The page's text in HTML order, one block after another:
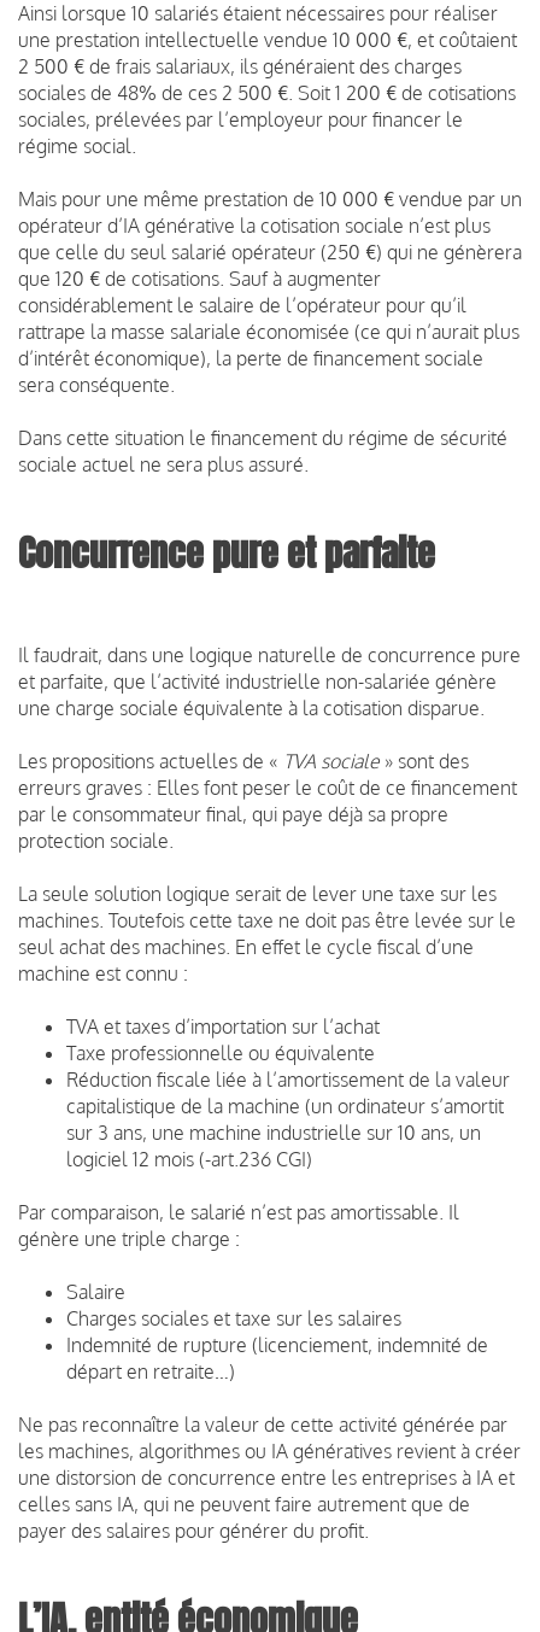
Ainsi lorsque 10 salariés étaient nécessaires pour réaliser
une prestation intellectuelle vendue 10 000 €, et coûtaient
2 500 € de frais salariaux, ils généraient des charges
sociales de 48% de ces 2 500 €. Soit 1 200 € de cotisations
sociales, prélevées par l’employeur pour financer le
régime social.
Mais pour une même prestation de 10 000 € vendue par un
opérateur d’IA générative la cotisation sociale n’est plus
que celle du seul salarié opérateur (250 €) qui ne génèrera
que 120 € de cotisations. Sauf à augmenter
considérablement le salaire de l’opérateur pour qu’il
rattrape la masse salariale économisée (ce qui n’aurait plus
d’intérêt économique), la perte de financement sociale
sera conséquente.
Dans cette situation le financement du régime de sécurité
sociale actuel ne sera plus assuré.
Concurrence pure et parfaite
Il faudrait, dans une logique naturelle de concurrence pure
et parfaite, que l’activité industrielle non-salariée génère
une charge sociale équivalente à la cotisation disparue.
Les propositions actuelles de « TVA sociale » sont des
erreurs graves : Elles font peser le coût de ce financement
par le consommateur final, qui paye déjà sa propre
protection sociale.
La seule solution logique serait de lever une taxe sur les
machines. Toutefois cette taxe ne doit pas être levée sur le
seul achat des machines. En effet le cycle fiscal d’une
machine est connu :
TVA et taxes d’importation sur l’achat
Taxe professionnelle ou équivalente
Réduction fiscale liée à l’amortissement de la valeur
capitalistique de la machine (un ordinateur s’amortit
sur 3 ans, une machine industrielle sur 10 ans, un
logiciel 12 mois (-art.236 CGI)
Par comparaison, le salarié n’est pas amortissable. Il
génère une triple charge :
Salaire
Charges sociales et taxe sur les salaires
Indemnité de rupture (licenciement, indemnité de
départ en retraite…)
Ne pas reconnaître la valeur de cette activité générée par
les machines, algorithmes ou IA génératives revient à créer
une distorsion de concurrence entre les entreprises à IA et
celles sans IA, qui ne peuvent faire autrement que de
payer des salaires pour générer du profit.
L’IA, entité économique